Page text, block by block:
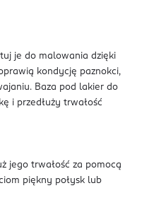
je do malowania dzięki
kondycję paznokci,
Baza pod lakier do
i przedłuży trwałość
jego trwałość za pomocą
piękny połysk lub